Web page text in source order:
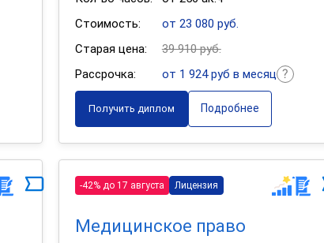
Стоимость:
от 23 080 руб.
Старая цена:
39 910 руб.
Рассрочка:
от 1 924 руб в месяц
Получить диплом Подробнее
-42% до 17 августа Лицензия
Медицинское право